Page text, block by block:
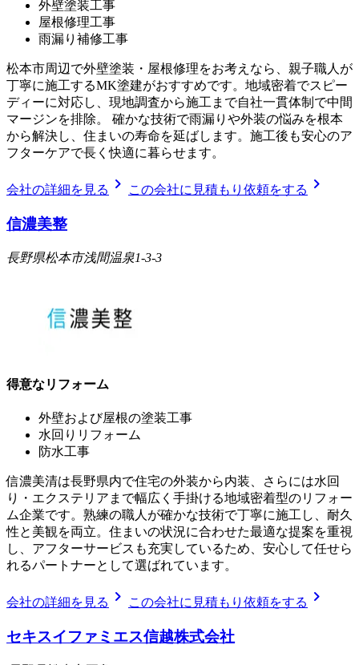
外壁塗装工事
屋根修理工事
雨漏り補修工事
松本市周辺で外壁塗装・屋根修理をお考えなら、親子職人が
丁寧に施工するMK塗建がおすすめです。地域密着でスピー
ディーに対応し、現地調査から施工まで自社一貫体制で中間
マージンを排除。 確かな技術で雨漏りや外装の悩みを根本
から解決し、住まいの寿命を延ばします。施工後も安心のア
フターケアで長く快適に暮らせます。
会社の詳細を見る chevron_right この会社に見積もり依頼をする chevron_right
信濃美整
長野県松本市浅間温泉1-3-3
得意なリフォーム
外壁および屋根の塗装工事
水回りリフォーム
防水工事
信濃美清は長野県内で住宅の外装から内装、さらには水回
り・エクステリアまで幅広く手掛ける地域密着型のリフォー
ム企業です。熟練の職人が確かな技術で丁寧に施工し、耐久
性と美観を両立。住まいの状況に合わせた最適な提案を重視
し、アフターサービスも充実しているため、安心して任せら
れるパートナーとして選ばれています。
会社の詳細を見る chevron_right この会社に見積もり依頼をする chevron_right
セキスイファミエス信越株式会社